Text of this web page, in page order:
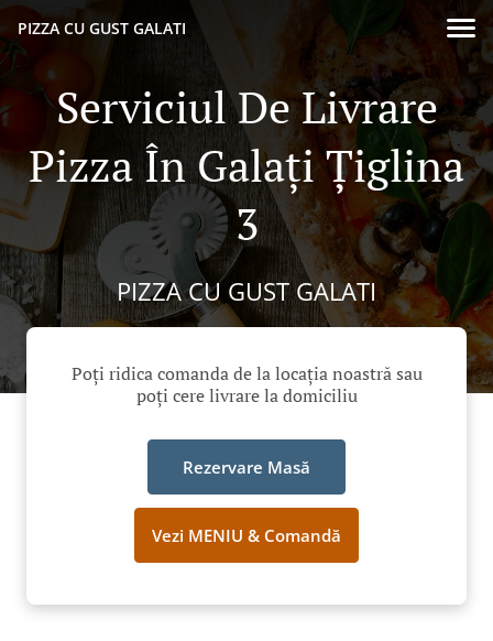
PIZZA CU GUST GALATI
Serviciul De Livrare
Pizza În Galați Țiglina
3
PIZZA CU GUST GALATI
Poți ridica comanda de la locația noastră sau
poți cere livrare la domiciliu
Rezervare Masă
Vezi MENIU & Comandă